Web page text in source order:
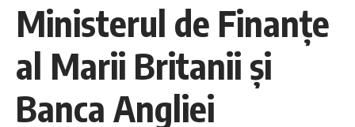
Ministerul de Finanţe
al Marii Britanii şi
Banca Angliei